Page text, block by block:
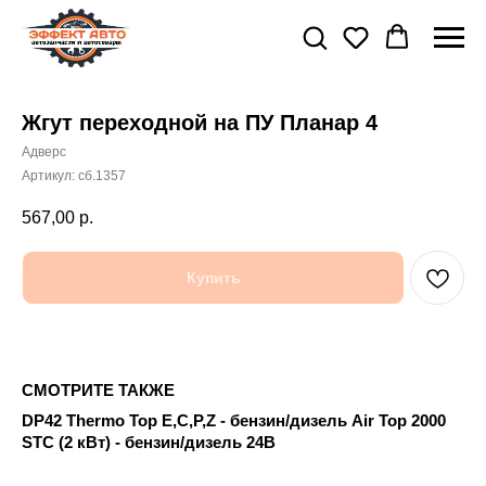
Жгут переходной на ПУ Планар 4
Адверс
Артикул: сб.1357
567,00 р.
Купить
СМОТРИТЕ ТАКЖЕ
DP42 Thermo Top E,C,P,Z - бензин/дизель Air Top 2000
STC (2 кВт) - бензин/дизель 24В